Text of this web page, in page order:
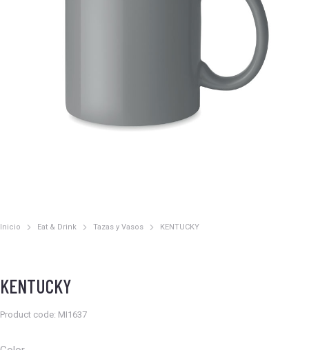
Estás aquí:
Inicio Eat & Drink Tazas y Vasos KENTUCKY
KENTUCKY
Product code: MI1637